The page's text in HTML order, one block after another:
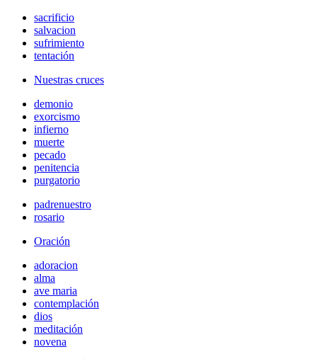
sacrificio
salvacion
sufrimiento
tentación
Nuestras cruces
demonio
exorcismo
infierno
muerte
pecado
penitencia
purgatorio
padrenuestro
rosario
Oración
adoracion
alma
ave maria
contemplación
dios
meditación
novena